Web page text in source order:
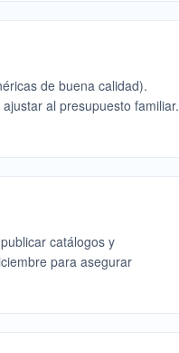
de buena calidad).
al presupuesto familiar.
catálogos y
para asegurar